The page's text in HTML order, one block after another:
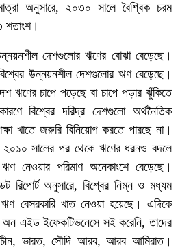
অনুসারে, ২০৩০ সালে বৈশ্বিক চরম
শতাংশ।
দেশগুলোর ঋণের বোঝা বেড়েছে।
উন্নয়নশীল দেশগুলোর ঋণ বেড়েছে।
ঋণের চাপে পড়েছে বা চাপে পড়ার ঝুঁকিতে
বিশ্বের দরিদ্র দেশগুলো অর্থনৈতিক
খাতে জরুরি বিনিয়োগ করতে পারছে না।
২০১০ সালের পর থেকে ঋণের ধরনও বদলে
নেওয়ার পরিমাণ অনেকাংশে বেড়েছে।
রিপোর্ট অনুসারে, বিশ্বের নিম্ন ও মধ্যম
বেসরকারি খাত নেওয়া হয়েছে। এদিকে
অন এইড ইফেকটিভনেসে সই করেনি, তাদের
ভারত, সৌদি আরব, আরব আমিরাত।